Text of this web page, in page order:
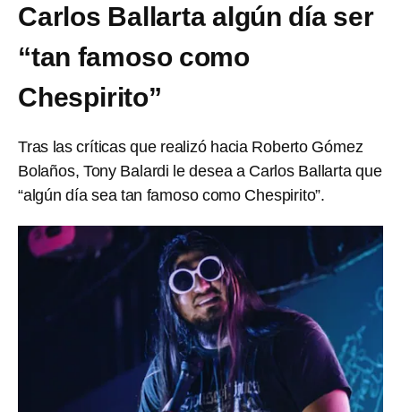
Carlos Ballarta algún día ser
“tan famoso como
Chespirito”
Tras las críticas que realizó hacia Roberto Gómez
Bolaños, Tony Balardi le desea a Carlos Ballarta que
“algún día sea tan famoso como Chespirito”.